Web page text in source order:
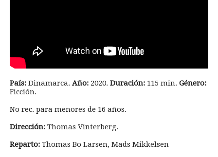
País: Dinamarca. Año: 2020. Duración: 115 min. Género:
Ficción.
No rec. para menores de 16 años.
Dirección: Thomas Vinterberg.
Reparto: Thomas Bo Larsen, Mads Mikkelsen